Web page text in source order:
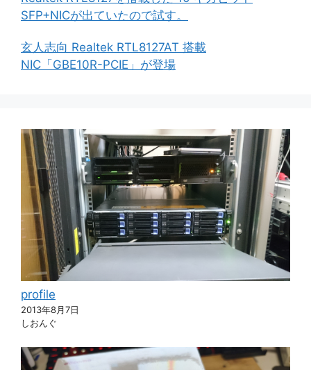
SFP+NICが出ていたので試す。
玄人志向 Realtek RTL8127AT 搭載
NIC「GBE10R-PCIE」が登場
profile
2013年8月7日
しおんぐ